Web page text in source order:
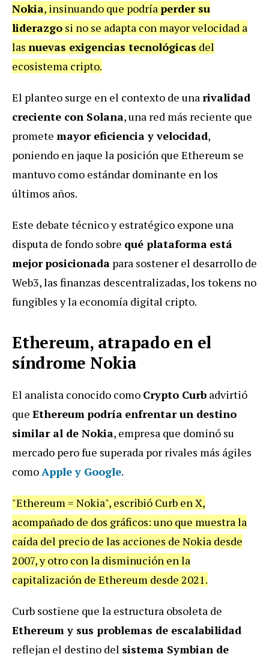
Nokia, insinuando que podríaperder su
liderazgo si no se adapta con mayor velocidad a
las nuevas exigencias tecnológicas del
ecosistema cripto.
El planteo surge en el contexto de unarivalidad
creciente con Solana, una red más reciente que
promete mayor eficiencia y velocidad,
poniendo en jaque la posición que Ethereum se
mantuvo como estándar dominante en los
últimos años.
Este debate técnico y estratégico expone una
disputa de fondo sobre qué plataforma está
mejorposicionada para sostener el desarrollo de
Web3, las finanzas descentralizadas, los tokens no
fungibles y la economía digital cripto.
Ethereum, atrapado en el
síndrome Nokia
El analista conocido como Crypto Curb advirtió
que Ethereumpodría enfrentar un destino
similar al de Nokia, empresa que dominó su
mercado pero fue superada por rivales más ágiles
comoApple y Google.
"Ethereum = Nokia", escribió Curb en X,
acompañado de dos gráficos: uno que muestra la
caída del precio de las acciones de Nokia desde
2007, y otro con la disminución en la
capitalización de Ethereum desde 2021.
Curb sostiene que la estructura obsoleta de
Ethereum y sus problemas de escalabilidad
reflejan el destino del sistema Symbian de